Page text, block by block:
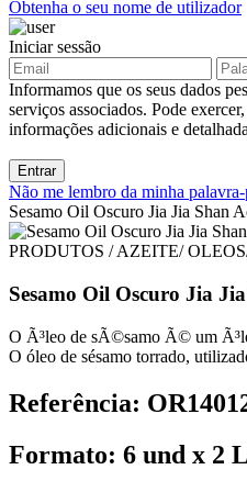
Obtenha o seu nome de utilizador
Iniciar sessão
Informamos que os seus dados
serviços associados. Pode
informações adicionais e
Entrar
Não me lembro da minha palavra-
Sesamo Oil Oscuro Jia Jia Shan
PRODUTOS / AZEITE/
Sesamo Oil Oscuro Jia
O Ã³leo de sÃ©samo Ã© um
O óleo de sésamo torrado,
Referência:
Formato: 6 und x 2